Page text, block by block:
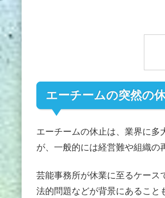
エーチームの突然の
エーチームの休止は、業界に多
が、一般的には経営難や組織の
芸能事務所が休業に至るケース
法的問題などが背景にあること